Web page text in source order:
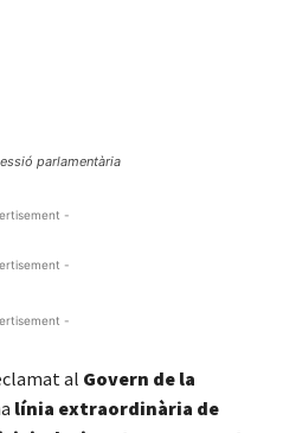
parlamentària
-
-
-
al Govern de la
línia extraordinària de